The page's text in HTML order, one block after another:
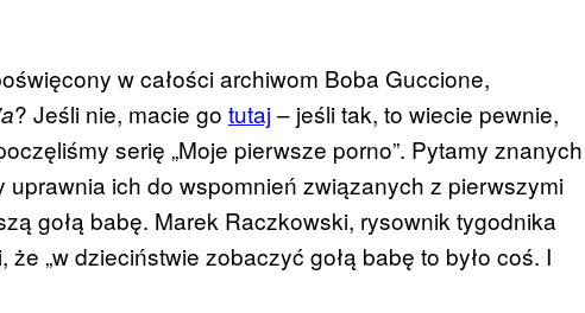
w całości archiwom Boba Guccione,
? Jeśli nie, macie go tutaj– jeśli tak, to wiecie pewnie,
serię „Moje pierwsze porno”. Pytamy znanych
ich do wspomnień związanych z pierwszymi
gołą babę. Marek Raczkowski, rysownik tygodnika
„w dzieciństwie zobaczyć gołą babę to było coś. I